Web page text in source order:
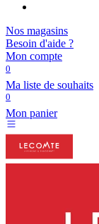
Nos magasins
Besoin d'aide ?
Mon compte
0
Ma liste de souhaits
0
Mon panier